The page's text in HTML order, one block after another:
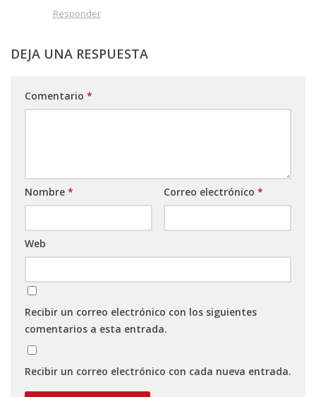
Responder
DEJA UNA RESPUESTA
Comentario *
Nombre * Correo electrónico *
Web
Recibir un correo electrónico con los siguientes
comentarios a esta entrada.
Recibir un correo electrónico con cada nueva entrada.